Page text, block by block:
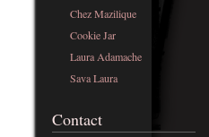
Chez Mazilique
Cookie Jar
Laura Adamache
Sava Laura
Contact